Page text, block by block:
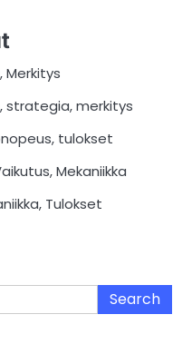
Merkitys
strategia, merkitys
tulokset
Mekaniikka
Tulokset